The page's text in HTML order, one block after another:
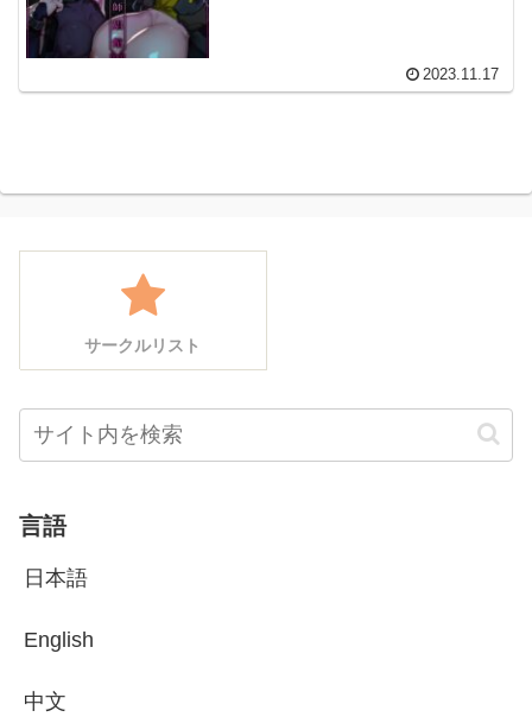
2023.11.17
サークルリスト
言語
日本語
English
中文